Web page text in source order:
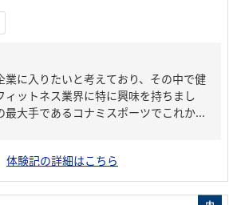
業に入りたいと考えており、その中で健
ィットネス業界に特に興味を持ちまし
最大手であるコナミスポーツでこれか...
体験記の詳細はこちら